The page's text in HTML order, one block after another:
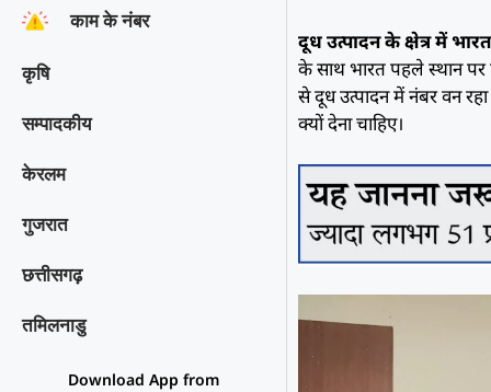
काम के नंबर
कृषि
सम्पादकीय
केरलम
गुजरात
छत्तीसगढ़
तमिलनाडु
Download App from
दूध उत्पादन के क्षेत्र में
के साथ भारत पहले स्थान पर
से दूध उत्पादन में नंबर वन
क्यों देना चाहिए।